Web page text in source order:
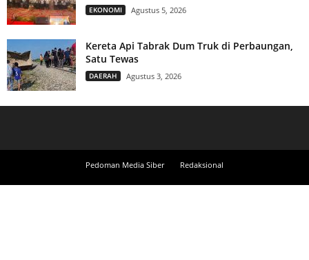
EKONOMI Agustus 5, 2026
Kereta Api Tabrak Dum Truk di Perbaungan,
Satu Tewas
DAERAH Agustus 3, 2026
Pedoman Media Siber Redaksional